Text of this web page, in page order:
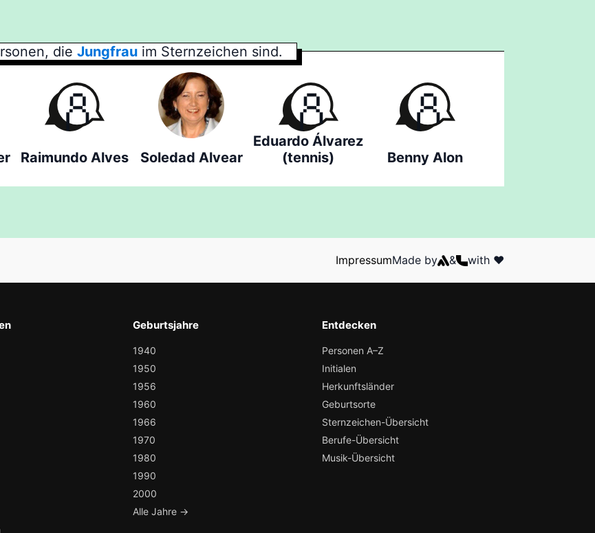
die Jungfrau im Sternzeichen sind.
Raimundo Alves Soledad Alvear
Eduardo Álvarez
(tennis)
Benny Alon
ImpressumMade by & with ❤️
Geburtsjahre
1940
1950
1956
1960
1966
1970
1980
1990
2000
Alle Jahre →
Entdecken
Personen A–Z
Initialen
Herkunftsländer
Geburtsorte
Sternzeichen-Übersicht
Berufe-Übersicht
Musik-Übersicht